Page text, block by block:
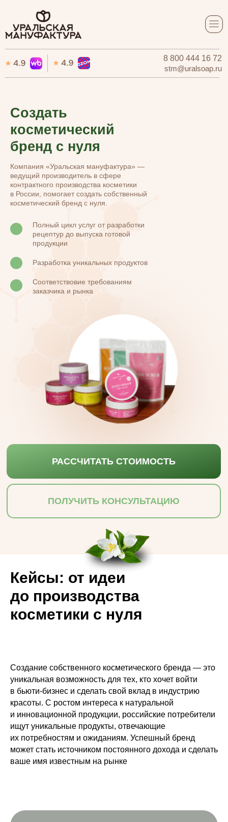
8 800 444 16 72
stm@uralsoap.ru
8 800 444 16 72
stm@uralsoap.ru
ПОЛУЧИТЬ КОНСУЛЬТАЦИЮ
РАССЧИТАТЬ СТОИМОСТЬ
Соответствовие требованиям
заказчика и рынка
Разработка уникальных продуктов
Полный цикл услуг от разработки
рецептур до выпуска готовой
продукции
Компания «Уральская мануфактура» —
ведущий производитель в сфере
контрактного производства косметики
в России, помогает создать собственный
косметический бренд с нуля.
Создать
косметический
бренд с нуля
Кейсы: от идеи
до производства
косметики с нуля
Создание собственного косметического бренда — это
уникальная возможность для тех, кто хочет войти
в бьюти-бизнес и сделать свой вклад в индустрию
красоты. С ростом интереса к натуральной
и инновационной продукции, российские потребители
ищут уникальные продукты, отвечающие
их потребностям и ожиданиям. Успешный бренд
может стать источником постоянного дохода и сделать
ваше имя известным на рынке